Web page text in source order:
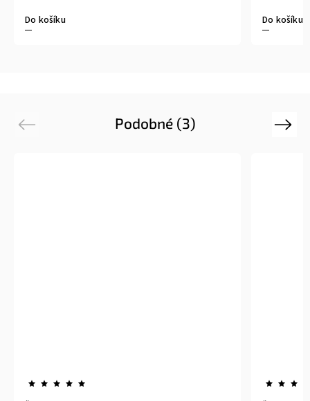
Do košíku Do košíku
Podobné (3)
Previous Next